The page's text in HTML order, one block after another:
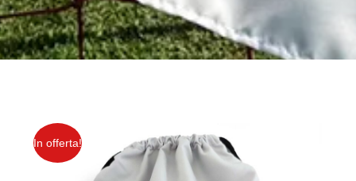
In offerta!